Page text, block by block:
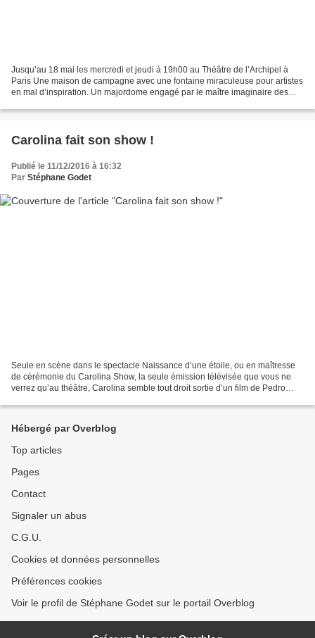
Jusqu’au 18 mai les mercredi et jeudi à 19h00 au Théâtre de l’Archipel à
Paris Une maison de campagne avec une fontaine miraculeuse pour artistes
en mal d’inspiration. Un majordome engagé par le maître imaginaire des
Carolina fait son show !
Publié le 11/12/2016 à 16:32
Par Stéphane Godet
Seule en scène dans le spectacle Naissance d’une étoile, ou en maîtresse
de cérémonie du Carolina Show, la seule émission télévisée que vous ne
verrez qu’au théâtre, Carolina semble tout droit sortie d’un film de Pedro
Hébergé par Overblog
Top articles
Pages
Contact
Signaler un abus
C.G.U.
Cookies et données personnelles
Préférences cookies
Voir le profil de Stéphane Godet sur le portail Overblog